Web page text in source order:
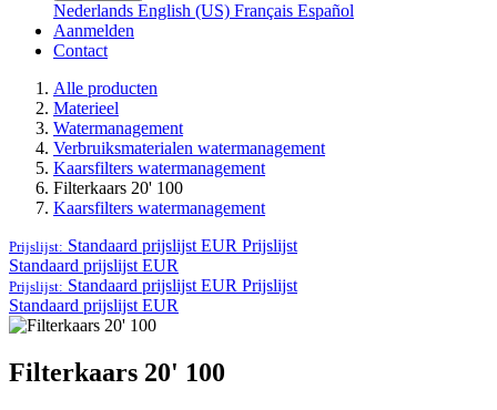
Nederlands English (US) Français Español
Aanmelden
Contact
Alle producten
Materieel
Watermanagement
Verbruiksmaterialen watermanagement
Kaarsfilters watermanagement
Filterkaars 20' 100
Kaarsfilters watermanagement
Prijslijst: Standaard prijslijst EUR Prijslijst
Standaard prijslijst EUR
Prijslijst: Standaard prijslijst EUR Prijslijst
Standaard prijslijst EUR
Filterkaars 20' 100